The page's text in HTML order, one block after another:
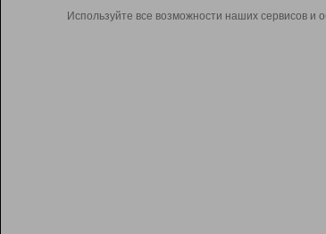
Используйте все возможности наших сервисов и